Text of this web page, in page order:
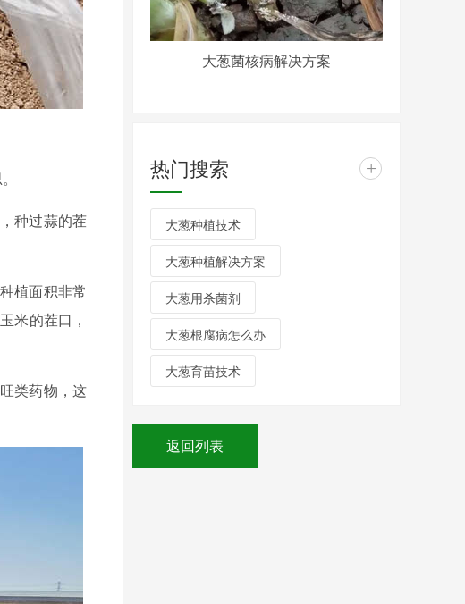
种过蒜的茬
植面积非常
米的茬口，
类药物，这
大葱菌核病解决方案
热门搜索 +
大葱种植技术
大葱种植解决方案
大葱用杀菌剂
大葱根腐病怎么办
大葱育苗技术
返回列表